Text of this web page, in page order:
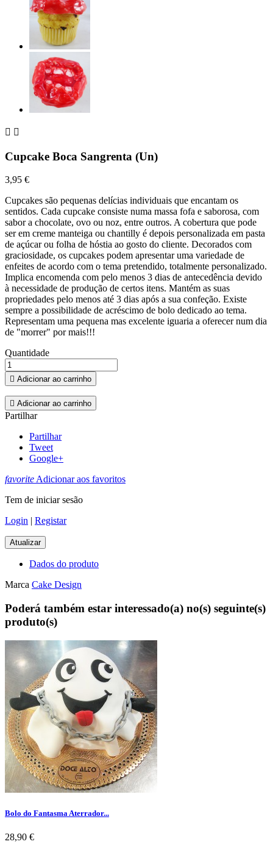
 
Cupcake Boca Sangrenta (Un)
3,95 €
Cupcakes são pequenas delícias individuais que encantam os
sentidos. Cada cupcake consiste numa massa fofa e saborosa, com
sabor a chocolate, ovo ou noz, entre outros. A cobertura que pode
ser em creme manteiga ou chantilly é depois personalizada em pasta
de açúcar ou folha de hóstia ao gosto do cliente. Decorados com
graciosidade, os cupcakes podem apresentar uma variedade de
enfeites de acordo com o tema pretendido, totalmente personalizado.
Implica encomenda com pelo menos 3 dias de antecedência devido
à necessidade de produção de certos itens. Mantém as suas
propriedades pelo menos até 3 dias após a sua confeção. Existe
sempre a possibilidade de acréscimo de bolo dedicado ao tema.
Representam uma pequena mas excelente iguaria a oferecer num dia
de "morrer" por mais!!!
Quantidade
 Adicionar ao carrinho
 Adicionar ao carrinho
Partilhar
Partilhar
Tweet
Google+
favoriteAdicionar aos favoritos
Tem de iniciar sesão
Login | Registar
Dados do produto
Marca Cake Design
Poderá também estar interessado(a) no(s) seguinte(s)
produto(s)
Bolo do Fantasma Aterrador...
Preço
28,90 €